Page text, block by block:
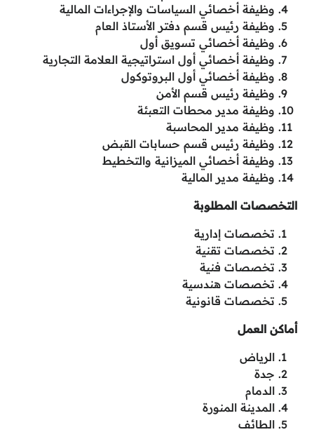
وظيفة أخصائي السياسات والإجراءات المالية
وظيفة رئيس قسم دفتر الأستاذ العام
وظيفة أخصائي تسويق أول
وظيفة أخصائي أول استراتيجية العلامة التجارية
وظيفة أخصائي أول البروتوكول
وظيفة رئيس قسم الأمن
وظيفة مدير محطات التعبئة
وظيفة مدير المحاسبة
وظيفة رئيس قسم حسابات القبض
وظيفة أخصائي الميزانية والتخطيط
وظيفة مدير المالية
التخصصات المطلوبة
تخصصات إدارية
تخصصات تقنية
تخصصات فنية
تخصصات هندسية
تخصصات قانونية
أماكن العمل
الرياض
جدة
الدمام
المدينة المنورة
الطائف